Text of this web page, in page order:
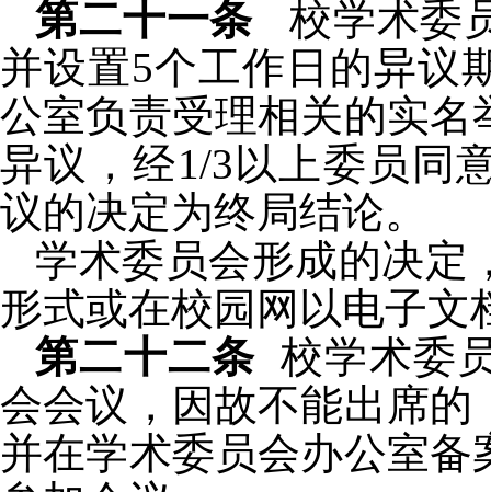
第二十一条 校学术委
并设置5个工作日的异议
公室负责受理相关的实
异议，经1/3以上委员同
议的决定为终局结论。
学术委员会形成的决定
形式或在校园网以电子文
第二十二条 校学术委
会会议，因故不能出席
并在学术委员会办公室